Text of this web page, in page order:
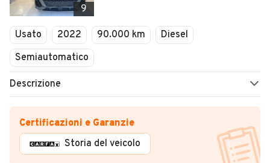
9
Usato 2022 90.000 km
Diesel
Semiautomatico
Descrizione
Certificazioni e Garanzie
Storia del veicolo